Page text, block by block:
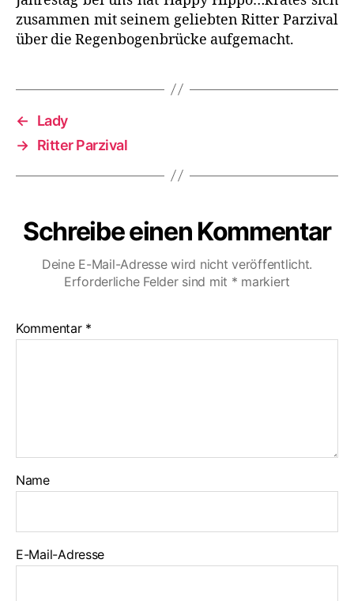
zusammen mit seinem geliebten Ritter Parzival
über die Regenbogenbrücke aufgemacht.
←
Lady
→ Ritter Parzival
Schreibe einen Kommentar
Deine E-Mail-Adresse wird nicht veröffentlicht.
Erforderliche Felder sind mit * markiert
Kommentar *
Name
E-Mail-Adresse